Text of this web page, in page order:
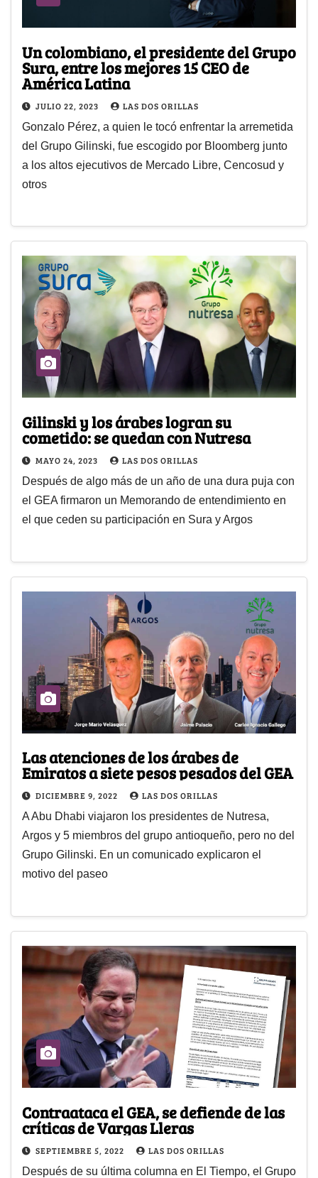
Un colombiano, el presidente del Grupo
Sura, entre los mejores 15 CEO de
América Latina
JULIO 22, 2023 LAS DOS ORILLAS
Gonzalo Pérez, a quien le tocó enfrentar la arremetida
del Grupo Gilinski, fue escogido por Bloomberg junto
a los altos ejecutivos de Mercado Libre, Cencosud y
otros
Gilinski y los árabes logran su
cometido: se quedan con Nutresa
MAYO 24, 2023 LAS DOS ORILLAS
Después de algo más de un año de una dura puja con
el GEA firmaron un Memorando de entendimiento en
el que ceden su participación en Sura y Argos
Las atenciones de los árabes de
Emiratos a siete pesos pesados del GEA
DICIEMBRE 9, 2022 LAS DOS ORILLAS
A Abu Dhabi viajaron los presidentes de Nutresa,
Argos y 5 miembros del grupo antioqueño, pero no del
Grupo Gilinski. En un comunicado explicaron el
motivo del paseo
Contraataca el GEA, se defiende de las
críticas de Vargas Lleras
SEPTIEMBRE 5, 2022 LAS DOS ORILLAS
Después de su última columna en El Tiempo, el Grupo